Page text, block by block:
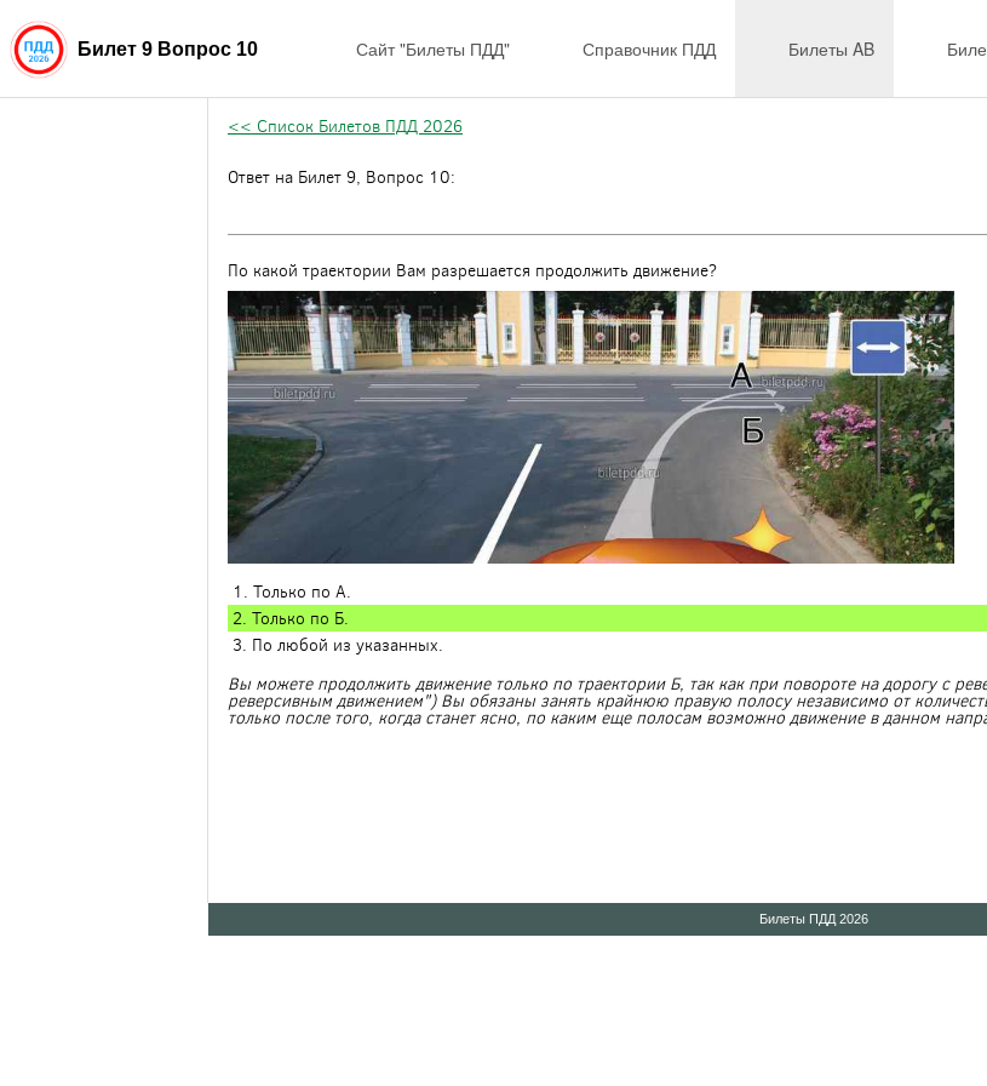
Билет 9 Вопрос 10 Сайт "Билеты ПДД" Справочник ПДД Билеты AB
<< Список Билетов ПДД 2026
Ответ на Билет 9, Вопрос 10:
По какой траектории Вам разрешается продолжить движение?
1. Только по А.
2. Только по Б.
3. По любой из указанных.
Вы можете продолжить движение только по траектории Б, так как при повороте на дорогу с
реверсивным движением") Вы обязаны занять крайнюю правую полосу независимо от
только после того, когда станет ясно, по каким еще полосам возможно движение в данном
Билеты ПДД 2026